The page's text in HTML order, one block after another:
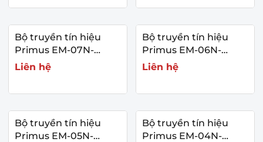
Bộ truyền tín hiệu
Primus EM-07N-
Series
Liên hệ
Bộ truyền tín hiệu
Primus EM-06N-
Series
Liên hệ
Bộ truyền tín hiệu
Primus EM-05N-
Bộ truyền tín hiệu
Primus EM-04N-